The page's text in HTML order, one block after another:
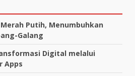
Putih, Menumbuhkan
Galang
Digital melalui
Apps